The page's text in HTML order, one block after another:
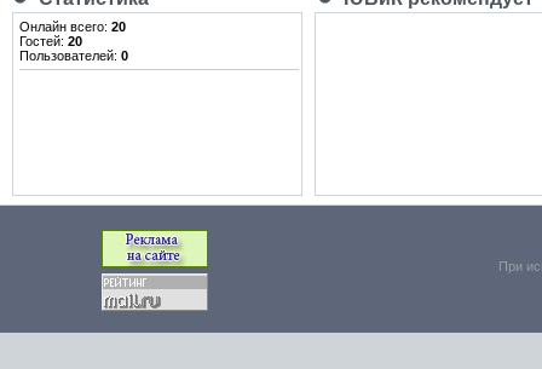
Онлайн всего: 20
Гостей: 20
Пользователей: 0
При